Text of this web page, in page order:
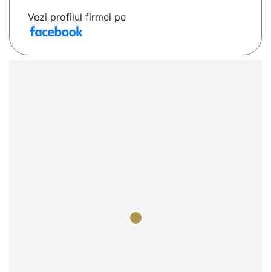
Vezi profilul firmei pe